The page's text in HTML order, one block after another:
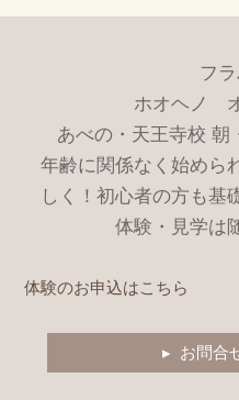
フ
ホオヘノ
あべの・天王寺校 朝
年齢に関係なく始めら
しく！初心者の方も基
体験・見学は
体験のお申込はこちら
▸ お問合